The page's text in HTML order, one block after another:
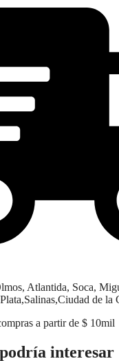
Atlantida, Soca,
de la
a partir de $ 10mil
interesar